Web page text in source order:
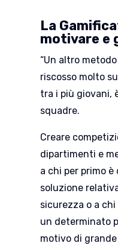
La
motivare e
“Un altro
riscosso molto
tra i più giovani,
squadre.
Creare
dipartimenti e
a chi per primo
soluzione
sicurezza o a
un determinato
motivo di